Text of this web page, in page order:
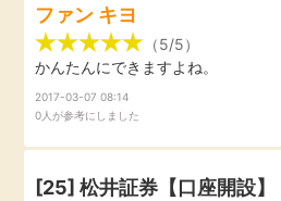
ファン キヨ
（5/5）
かんたんにできますよね。
2017-03-07 08:14
0人が参考にしました
[25]松井証券【口座開設】